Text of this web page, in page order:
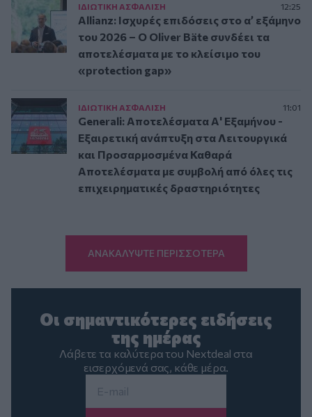
ΙΔΙΩΤΙΚΗ ΑΣΦAΛΙΣΗ 12:25
Allianz: Ισχυρές επιδόσεις στο α’ εξάμηνο
του 2026 – Ο Oliver Bäte συνδέει τα
αποτελέσματα με το κλείσιμο του
«protection gap»
ΙΔΙΩΤΙΚΗ ΑΣΦAΛΙΣΗ 11:01
Generali: Αποτελέσματα Α' Εξαμήνου -
Εξαιρετική ανάπτυξη στα Λειτουργικά
και Προσαρμοσμένα Καθαρά
Αποτελέσματα με συμβολή από όλες τις
επιχειρηματικές δραστηριότητες
ΑΝΑΚΑΛΥΨΤΕ ΠΕΡΙΣΣΟΤΕΡΑ
Οι σημαντικότερες ειδήσεις
της ημέρας
Λάβετε τα καλύτερα του Nextdeal στα
εισερχόμενά σας, κάθε μέρα.